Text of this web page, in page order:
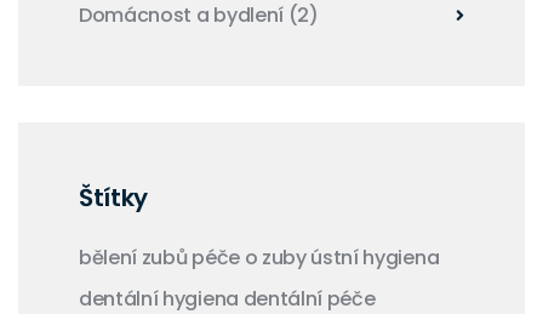
Domácnost a bydlení (2)
Štítky
bělení zubů péče o zubyústní hygiena
dentální hygiena dentální péče